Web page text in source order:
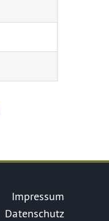
Impressum
Datenschutz